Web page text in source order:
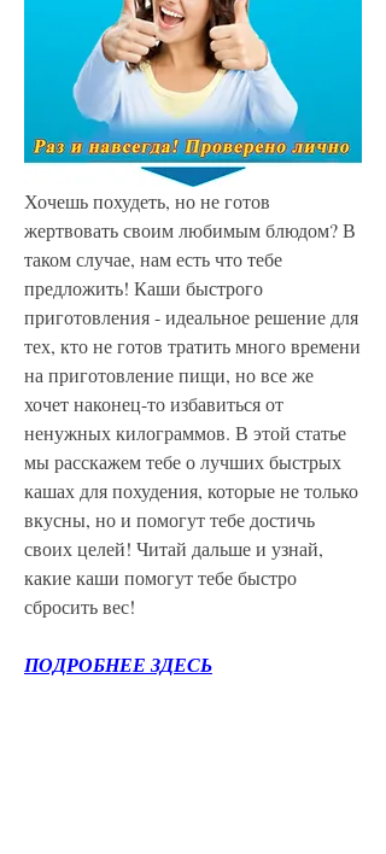
Хочешь похудеть, но не готов
жертвовать своим любимым блюдом? В
таком случае, нам есть что тебе
предложить! Каши быстрого
приготовления - идеальное решение для
тех, кто не готов тратить много времени
на приготовление пищи, но все же
хочет наконец-то избавиться от
ненужных килограммов. В этой статье
мы расскажем тебе о лучших быстрых
кашах для похудения, которые не только
вкусны, но и помогут тебе достичь
своих целей! Читай дальше и узнай,
какие каши помогут тебе быстро
сбросить вес!
ПОДРОБНЕЕ ЗДЕСЬ